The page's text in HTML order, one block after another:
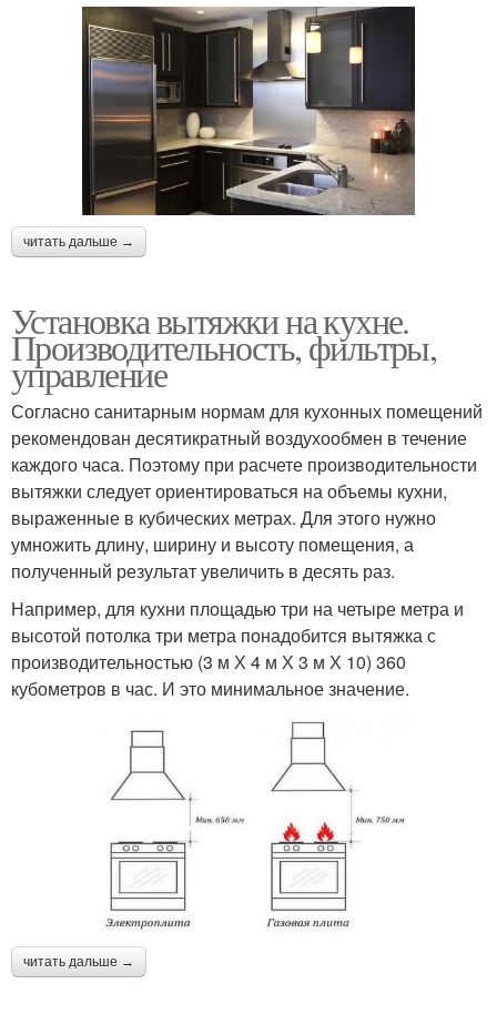
читать дальше →
Установка вытяжки на кухне.
Производительность, фильтры,
управление
Согласно санитарным нормам для кухонных помещений
рекомендован десятикратный воздухообмен в течение
каждого часа. Поэтому при расчете производительности
вытяжки следует ориентироваться на объемы кухни,
выраженные в кубических метрах. Для этого нужно
умножить длину, ширину и высоту помещения, а
полученный результат увеличить в десять раз.
Например, для кухни площадью три на четыре метра и
высотой потолка три метра понадобится вытяжка с
производительностью (3 м Х 4 м Х 3 м Х 10) 360
кубометров в час. И это минимальное значение.
читать дальше →